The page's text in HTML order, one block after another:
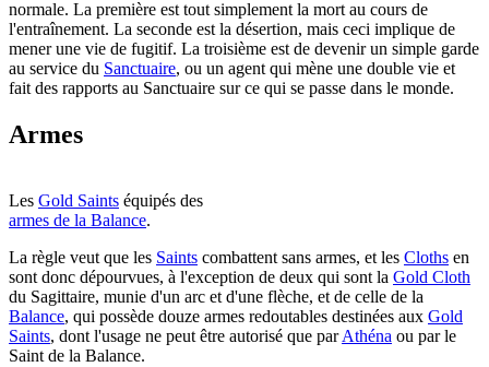
normale. La première est tout simplement la mort au cours de
l'entraînement. La seconde est la désertion, mais ceci implique de
mener une vie de fugitif. La troisième est de devenir un simple garde
au service du Sanctuaire, ou un agent qui mène une double vie et
fait des rapports au Sanctuaire sur ce qui se passe dans le monde.
Armes
Les Gold Saints équipés des
armes de la Balance.
La règle veut que les Saints combattent sans armes, et les Cloths en
sont donc dépourvues, à l'exception de deux qui sont la Gold Cloth
du Sagittaire, munie d'un arc et d'une flèche, et de celle de la
Balance, qui possède douze armes redoutables destinées aux Gold
Saints, dont l'usage ne peut être autorisé que parAthéna ou par le
Saint de la Balance.